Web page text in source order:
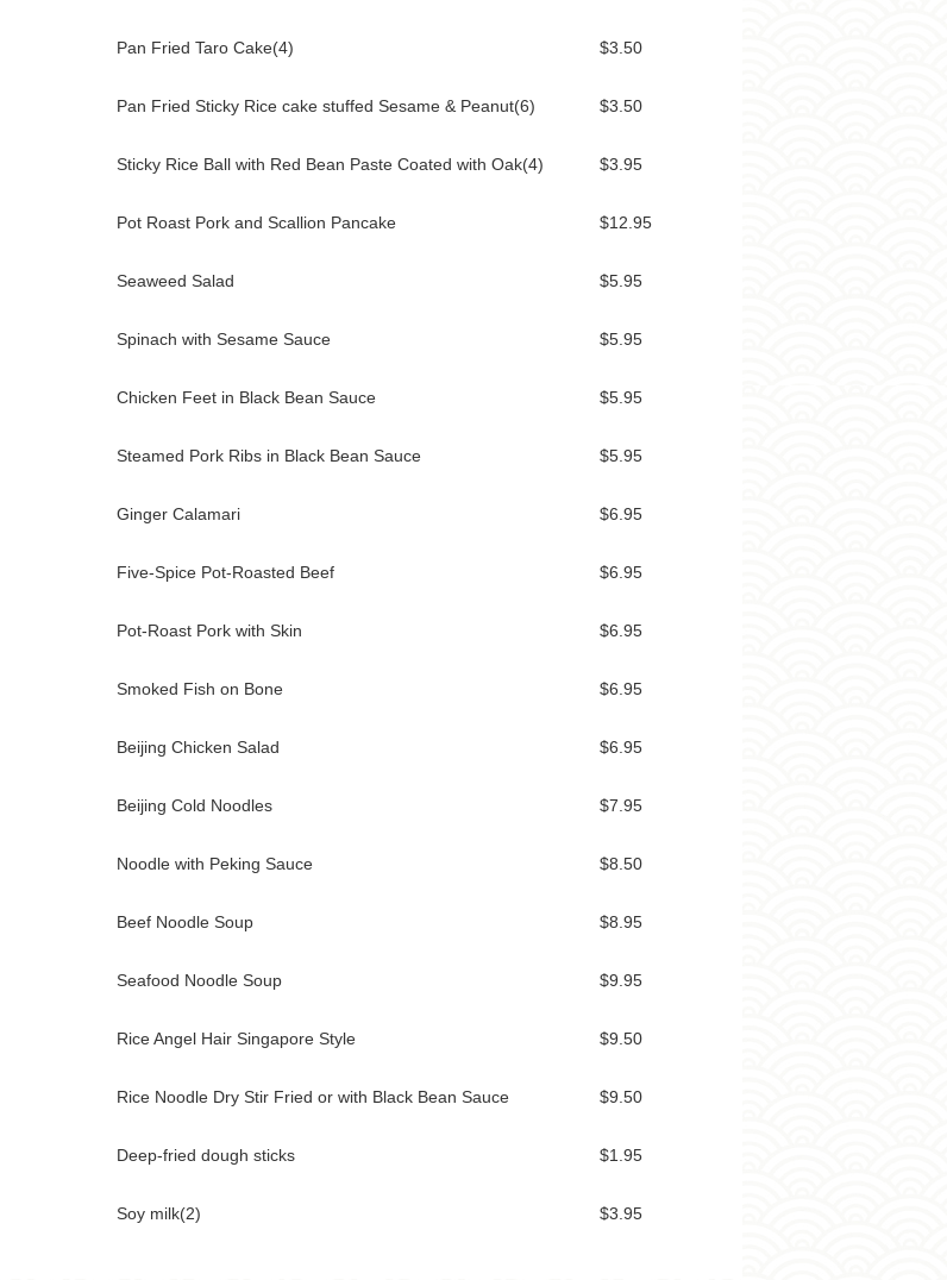
Pan Fried Taro Cake(4) $3.50
Pan Fried Sticky Rice cake stuffed Sesame & Peanut(6) $3.50
Sticky Rice Ball with Red Bean Paste Coated with Oak(4) $3.95
Pot Roast Pork and Scallion Pancake $12.95
Seaweed Salad $5.95
Spinach with Sesame Sauce $5.95
Chicken Feet in Black Bean Sauce $5.95
Steamed Pork Ribs in Black Bean Sauce $5.95
Ginger Calamari $6.95
Five-Spice Pot-Roasted Beef $6.95
Pot-Roast Pork with Skin $6.95
Smoked Fish on Bone $6.95
Beijing Chicken Salad $6.95
Beijing Cold Noodles $7.95
Noodle with Peking Sauce $8.50
Beef Noodle Soup $8.95
Seafood Noodle Soup $9.95
Rice Angel Hair Singapore Style $9.50
Rice Noodle Dry Stir Fried or with Black Bean Sauce $9.50
Deep-fried dough sticks $1.95
Soy milk(2) $3.95